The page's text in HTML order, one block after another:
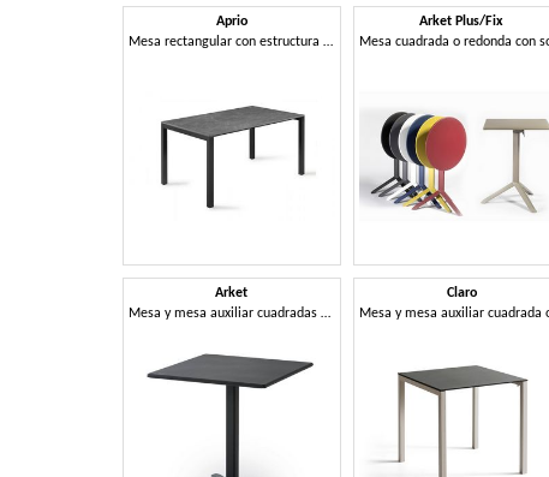
Aprio
Mesa rectangular con estructura de aluminio y tablero en Compactop
Arket
Mesa y mesa auxiliar cuadradas o redondas de metal con base de 3 o 4 radios
Arket Plus/Fix
Claro